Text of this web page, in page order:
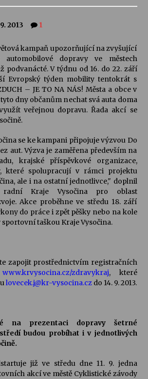
muzikanti
na integrační festival Quijotova
28. 7.–1. 8. 2026
28. 7. 2026
koncerty ve Stromovce: Kolchoz a
ploty
23. 7. 2026
koncerty ve Stromovce: Rufus Miller
22. 7. 2026
17. 7. 2026
kulturou kousek za Humpolec. V Želivě ožije
Josefa Čapka
2013 1
kampaň upozorňující na zvyšující
dopravy ve městech
podvanácté. V týdnu od 16. do 22. září
Evropský týden mobility tentokrát s
– JE TO NA NÁS! Města a obce v
dny občanům nechat svá auta doma
veřejnou dopravu. Řada akcí se
se ke kampani připojuje výzvou Do
aut. Výzva je zaměřena především na
krajské příspěvkové organizace,
které spolupracují v rámci projektu
ale i na ostatní jednotlivce," doplnil
Kraje Vysočina pro oblast
Akce proběhne ve středu 18. září
do práce i zpět pěšky nebo na kole
taškou Kraje Vysočina.
zapojit prostřednictvím registračních
www.krvysocina.cz/zdravykraj, které
lovecek.j@kr-vysocina.czdo 14. 9. 2013.
na prezentaci dopravy šetrné
budou probíhat i v jednotlivých
již ve středu dne 11. 9. jedna
akcí ve městě Cyklistické závody